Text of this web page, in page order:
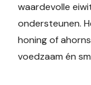
waardevolle
ondersteunen.
honing of
voedzaam én